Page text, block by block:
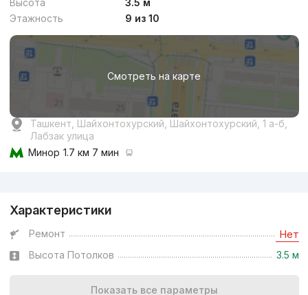
Высота
3.5 м
Этажность
9 из 10
Смотреть на карте
Ташкент, Шайхонтохурский, Шайхонтохурский, 1 а-б,
Лабзак улица
Минор 1.7 км 7 мин
Характеристики
Ремонт Нет
Высота Потолков 3.5 м
Показать все параметры